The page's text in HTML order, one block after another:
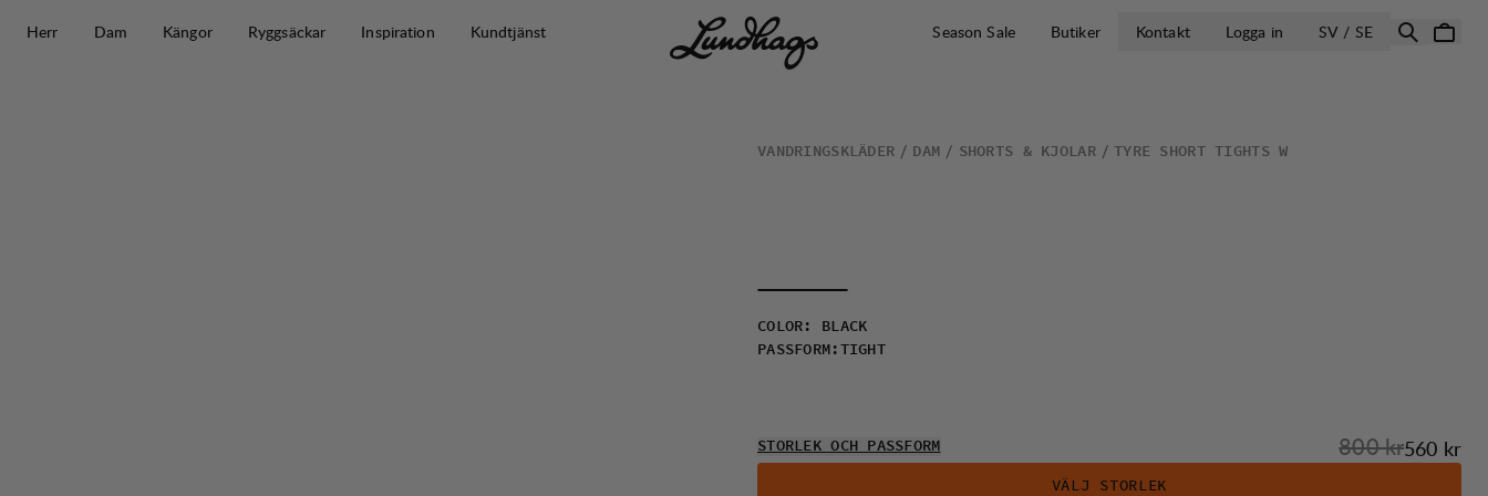
Herr
Dam Kängor Ryggsäckar Inspiration Kundtjänst Season Sale Butiker Kontakt Logga in SV / SEÖPPNA VÄLJ
VANDRINGSKLÄDER DAM SHORTS & KJOLAR TYRE SHORT TIGHTS W
COLOR :
BLACK
PASSFORM : TIGHT
STORLEK OCH PASSFORM Originalpris:
800 krReapris
560 kr
VÄLJ STORLEK